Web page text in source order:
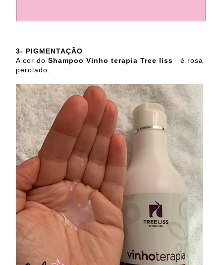
3- PIGMENTAÇÃO
A cor do Shampoo Vinho terapia Tree liss
é rosa
perolado.